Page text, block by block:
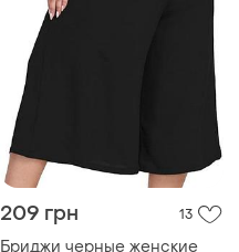
209 грн 13
Бриджи черные женские